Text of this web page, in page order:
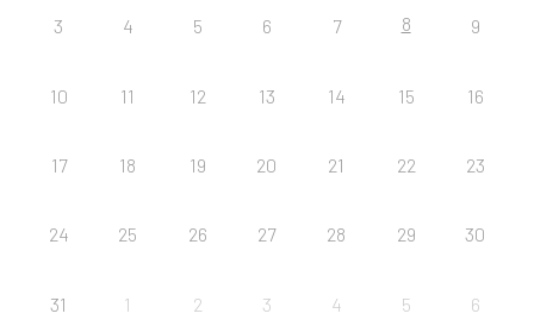
3 4 5 6 7 8 9
10 11 12 13 14 15 16
17 18 19 20 21 22 23
24 25 26 27 28 29 30
31 1 2 3 4 5 6